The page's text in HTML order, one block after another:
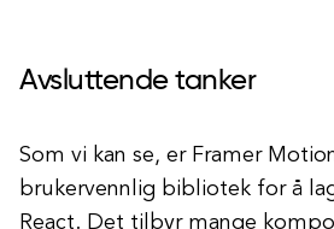
Avsluttende tanker
Som vi kan se, er Framer
brukervennlig bibliotek for å
React. Det tilbyr mange